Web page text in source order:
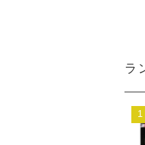
ラ
1